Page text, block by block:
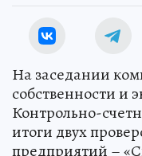
На заседании
собственности и
Контрольно-
итоги двух
предприятий –